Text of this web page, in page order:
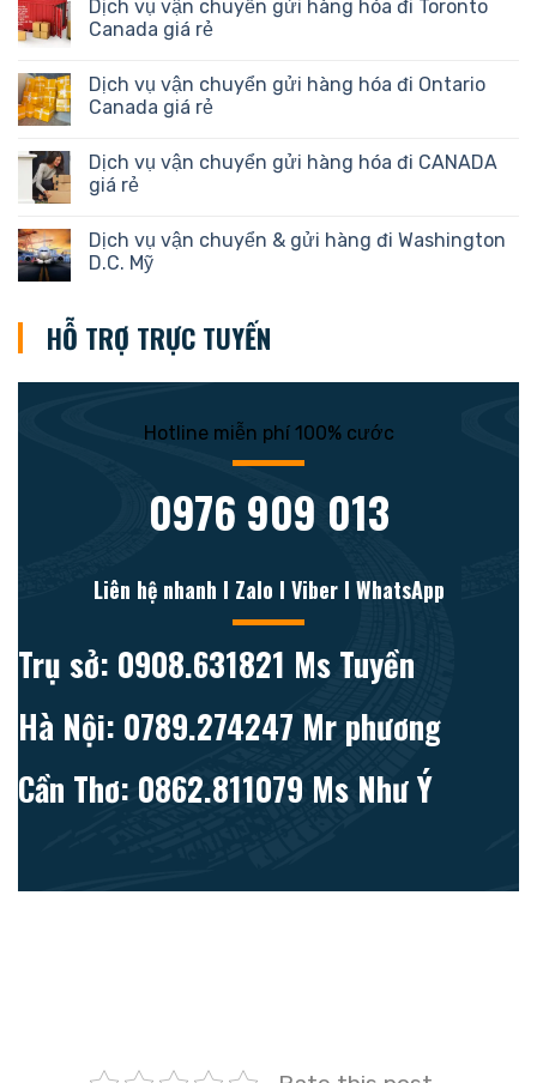
Dịch vụ vận chuyển gửi hàng hóa đi Toronto
Canada giá rẻ
Dịch vụ vận chuyển gửi hàng hóa đi Ontario
Canada giá rẻ
Dịch vụ vận chuyển gửi hàng hóa đi CANADA
giá rẻ
Dịch vụ vận chuyển & gửi hàng đi Washington
D.C. Mỹ
HỖ TRỢ TRỰC TUYẾN
Hotline miễn phí 100% cước
0976 909 013
Liên hệ nhanh l Zalo l Viber l WhatsApp
Trụ sở: 0908.631821 Ms Tuyền
Hà Nội: 0789.274247 Mr phương
Cần Thơ: 0862.811079 Ms Như Ý